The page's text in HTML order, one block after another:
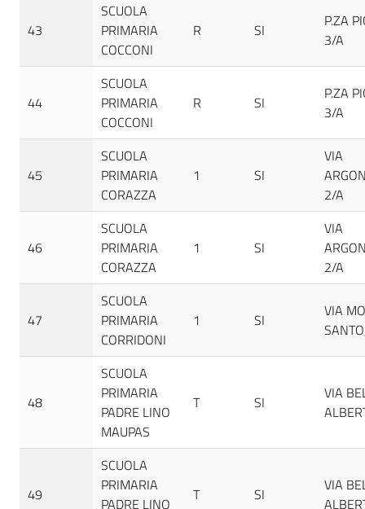
43
SCUOLA
PRIMARIA
COCCONI
R SI
P.ZA
3/A
44
SCUOLA
PRIMARIA
COCCONI
R SI
P.ZA
3/A
45
SCUOLA
PRIMARIA
CORAZZA
1 SI
VIA
2/A
46
SCUOLA
PRIMARIA
CORAZZA
1 SI
VIA
2/A
47
SCUOLA
PRIMARIA
CORRIDONI
1 SI
VIA
48
SCUOLA
PRIMARIA
PADRE LINO
MAUPAS
T SI
VIA
49
SCUOLA
PRIMARIA
PADRE LINO
T SI
VIA